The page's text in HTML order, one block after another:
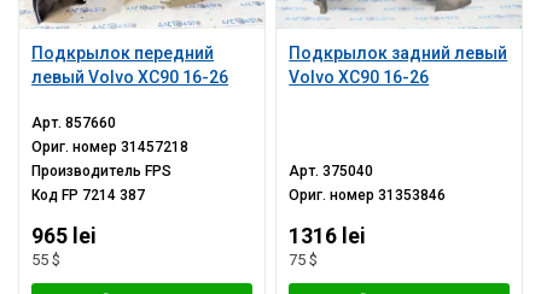
Подкрылок передний
левый Volvo XC90 16-26
Арт.857660
Ориг. номер31457218
ПроизводительFPS
КодFP 7214 387
965 lei
55 $
Подкрылок задний левый
Volvo XC90 16-26
Арт.375040
Ориг. номер31353846
1316 lei
75 $